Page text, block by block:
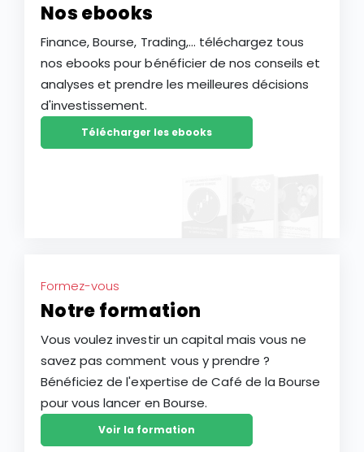
Nos ebooks
Finance, Bourse, Trading,... téléchargez tous
nos ebooks pour bénéficier de nos conseils et
analyses et prendre les meilleures décisions
d'investissement.
Télécharger les ebooks
Formez-vous
Notre formation
Vous voulez investir un capital mais vous ne
savez pas comment vous y prendre ?
Bénéficiez de l'expertise de Café de la Bourse
pour vous lancer en Bourse.
Voir la formation